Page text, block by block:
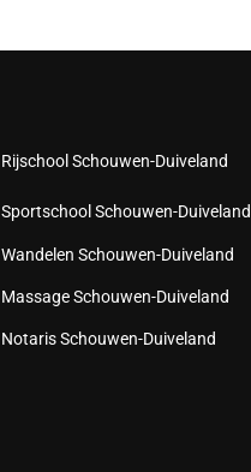
Rijschool Schouwen-Duiveland
Sportschool Schouwen-Duiveland
Wandelen Schouwen-Duiveland
Massage Schouwen-Duiveland
Notaris Schouwen-Duiveland